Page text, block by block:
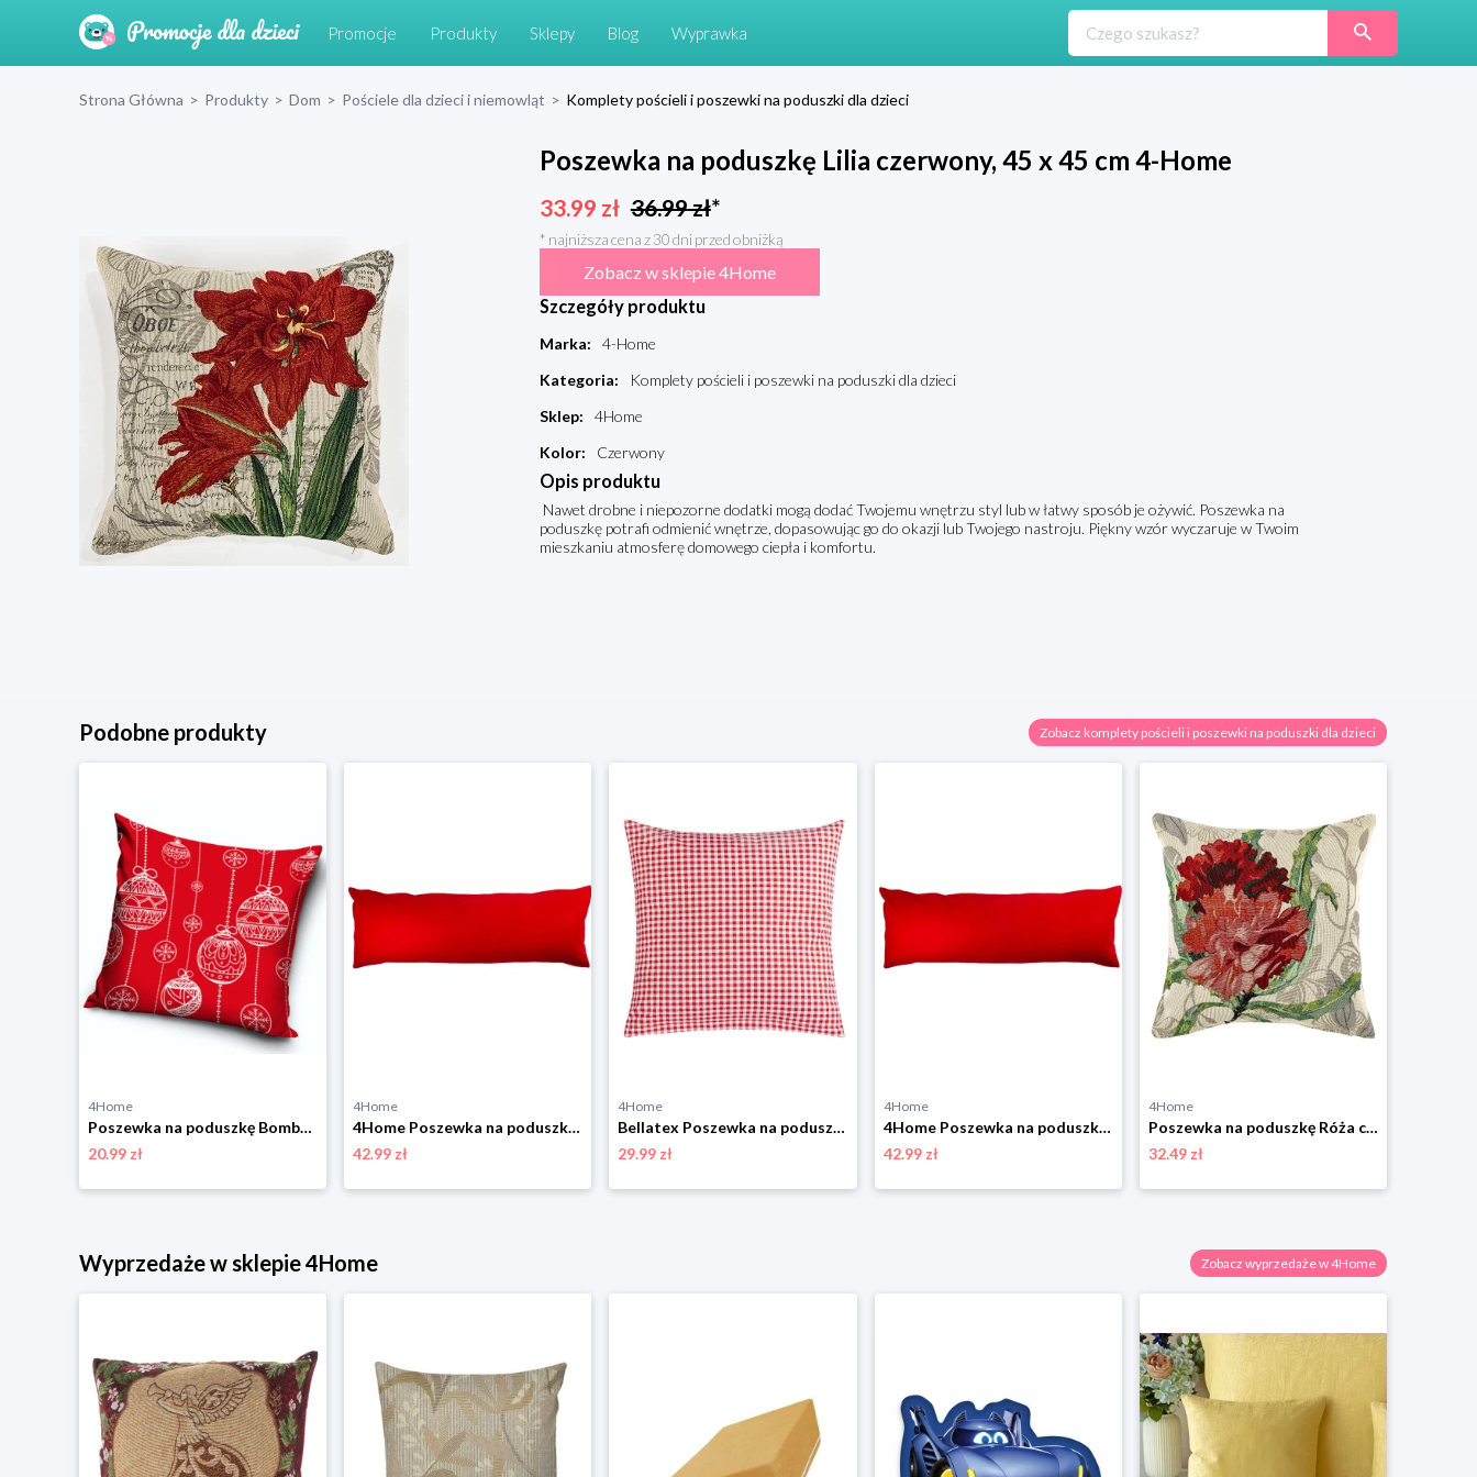
Promocje Produkty Sklepy Blog Wyprawka
Strona Główna > Produkty > Dom > Pościele dla dzieci i niemowląt > Komplety pościeli i poszewki na poduszki dla dzieci
Poszewka na poduszkę Lilia czerwony, 45 x 45 cm 4-Home
33.99 zł 36.99zł*
* najniższa cena z 30 dni przed obniżką
Zobacz w sklepie 4Home
Szczegóły produktu
Marka:
4-Home
Kategoria:
Komplety pościeli i poszewki na poduszki dla dzieci
Sklep:
4Home
Kolor: Czerwony
Opis produktu
Nawet drobne i niepozorne dodatki mogą dodać Twojemu wnętrzu styl lub w łatwy sposób je ożywić. Poszewka na
poduszkę potrafi odmienić wnętrze, dopasowując go do okazji lub Twojego nastroju. Piękny wzór wyczaruje w Twoim
mieszkaniu atmosferę domowego ciepła i komfortu.
Podobne produkty Zobacz komplety pościeli i poszewki na poduszki dla dzieci
4Home
Poszewka na poduszkę Bombki świąteczne czerwony, 40 x 40 cm 4-Home
20.99 zł
4Home
4Home Poszewka na poduszkę relaksacyjną Mąż zastępczy czerwony, 50 x 150 cm
42.99 zł
4Home
Bellatex Poszewka na poduszkę Berta Kratka czerwony, 45 x 45 cm
29.99 zł
4Home
4Home Poszewka na poduszkę relaksacyjna Mąż zastępczy, czerwony, 45 x 120 cm
42.99 zł
4Home
Poszewka na poduszkę Róża czerwony, 45 x 45 cm 4-Home
32.49 zł
Wyprzedaże w sklepie 4Home Zobacz wyprzedaże w 4Home